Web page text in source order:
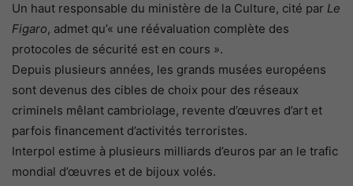
Un haut responsable du ministère de la Culture, cité par Le
Figaro, admet qu’« une réévaluation complète des
protocoles de sécurité est en cours ».
Depuis plusieurs années, les grands musées européens
sont devenus des cibles de choix pour des réseaux
criminels mêlant cambriolage, revente d’œuvres d’art et
parfois financement d’activités terroristes.
Interpol estime à plusieurs milliards d’euros par an le trafic
mondial d’œuvres et de bijoux volés.